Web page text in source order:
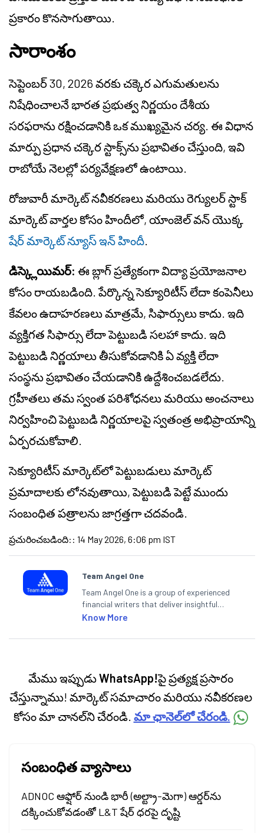
ప్రకారం కొనసాగుతాయి.
సారాంశం
సెప్టెంబర్ 30, 2026 వరకు చక్కెర ఎగుమతులను
నిషేధించాలనే భారత ప్రభుత్వ నిర్ణయం దేశీయ
సరఫరాను రక్షించడానికి ఒక ముఖ్యమైన చర్య. ఈ విధాన
మార్పు ప్రధాన చక్కెర స్టాక్స్‌ను ప్రభావితం చేస్తుంది, ఇవి
రాబోయే నెలల్లో పర్యవేక్షణలో ఉంటాయి.
రోజువారీ మార్కెట్ నవీకరణలు మరియు రెగ్యులర్ స్టాక్
మార్కెట్ వార్తల కోసం హిందీలో, యాంజెల్ వన్ యొక్క
షేర్ మార్కెట్ న్యూస్ ఇన్ హిందీ.
డిస్క్లెయిమర్: ఈ బ్లాగ్ ప్రత్యేకంగా విద్యా ప్రయోజనాల
కోసం రాయబడింది. పేర్కొన్న సెక్యూరిటీస్ లేదా కంపెనీలు
కేవలం ఉదాహరణలు మాత్రమే, సిఫార్సులు కాదు. ఇది
వ్యక్తిగత సిఫార్సు లేదా పెట్టుబడి సలహా కాదు. ఇది
పెట్టుబడి నిర్ణయాలు తీసుకోవడానికి ఏ వ్యక్తి లేదా
సంస్థను ప్రభావితం చేయడానికి ఉద్దేశించబడలేదు.
గ్రహీతలు తమ స్వంత పరిశోధనలు మరియు అంచనాలు
నిర్వహించి పెట్టుబడి నిర్ణయాలపై స్వతంత్ర అభిప్రాయాన్ని
ఏర్పరచుకోవాలి.
సెక్యూరిటీస్ మార్కెట్‌లో పెట్టుబడులు మార్కెట్
ప్రమాదాలకు లోనవుతాయి, పెట్టుబడి పెట్టే ముందు
సంబంధిత పత్రాలను జాగ్రత్తగా చదవండి.
ప్రచురించబడింది: : 14 May 2026, 6:06 pm IST
Team Angel One
Team Angel One is a group of experienced
financial writers that deliver insightful
articles on the stock market, IPO, economy,
categories.
Know More
మేము ఇప్పుడుWhatsApp!పై ప్రత్యక్ష ప్రసారం
చేస్తున్నాము! మార్కెట్ సమాచారం మరియు నవీకరణల
కోసం మా చానల్‌ని చేరండి. మా ఛానెల్‌లో చేరండి.
సంబంధిత వ్యాసాలు
ADNOC ఆఫ్షోర్ నుండి భారీ (అల్ట్రా-మెగా) ఆర్డర్‌ను
దక్కించుకోవడంతో L&T షేర్ ధరపై దృష్టి